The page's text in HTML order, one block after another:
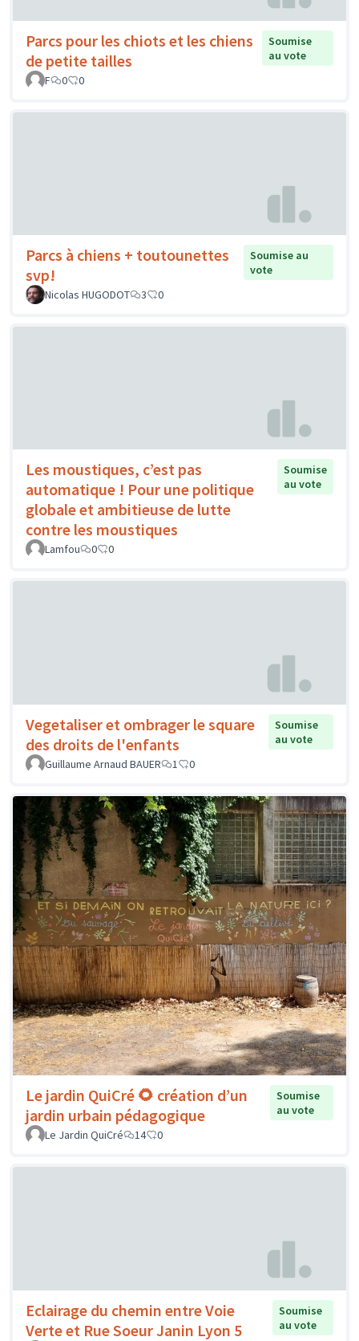
Parcs pour les chiots et les chiens
de petite tailles
Soumise
au vote
F
0 0
Parcs à chiens + toutounettes
svp!
Soumise au
vote
Nicolas HUGODOT
3 0
Les moustiques, c’est pas
automatique ! Pour une politique
globale et ambitieuse de lutte
contre les moustiques
Soumise
au vote
Lamfou 0 0
Vegetaliser et ombrager le square
des droits de l'enfants
Soumise
au vote
Guillaume Arnaud BAUER
1 0
Le jardin QuiCré 🌻 création d’un
jardin urbain pédagogique
Soumise
au vote
Le Jardin QuiCré
14 0
Eclairage du chemin entre Voie
Verte et Rue Soeur Janin Lyon 5
Soumise
au vote